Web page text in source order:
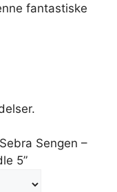
fantastiske
Sengen –
5”